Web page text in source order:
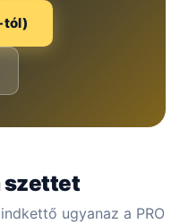
tól)
szettet
ugyanaz a PRO